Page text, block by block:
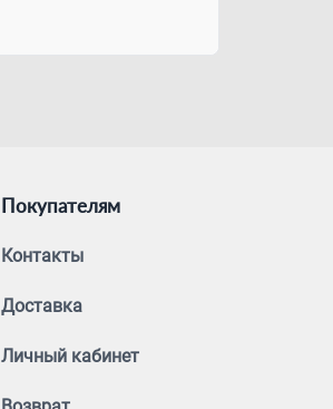
Покупателям
Контакты
Доставка
Личный кабинет